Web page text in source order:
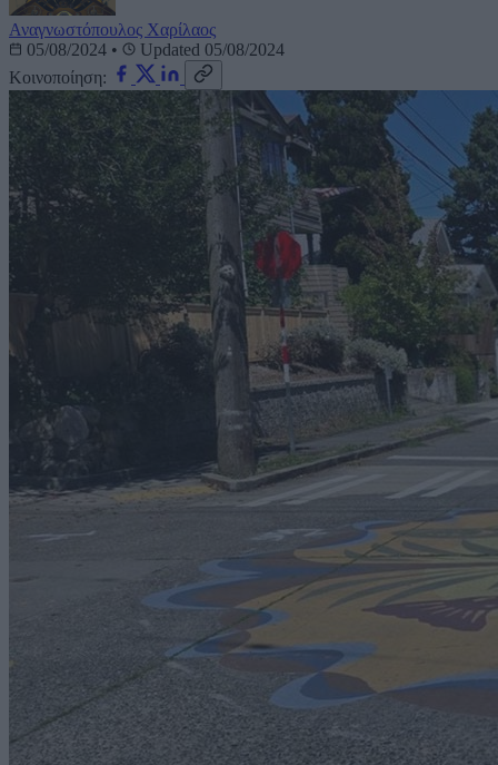
Αναγνωστόπουλος Χαρίλαος
05/08/2024 •
Updated 05/08/2024
Κοινοποίηση: